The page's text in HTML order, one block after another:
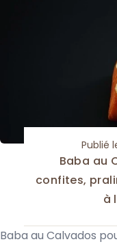
Publié
Baba au
confites,
à
Baba au Calvados